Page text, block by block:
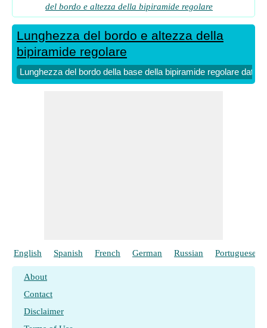
del bordo e altezza della bipiramide regolare
Lunghezza del bordo e altezza della
bipiramide regolare
Lunghezza del bordo della base della bipiramide regolare dato il
English Spanish French German Russian Portuguese
About
Contact
Disclaimer